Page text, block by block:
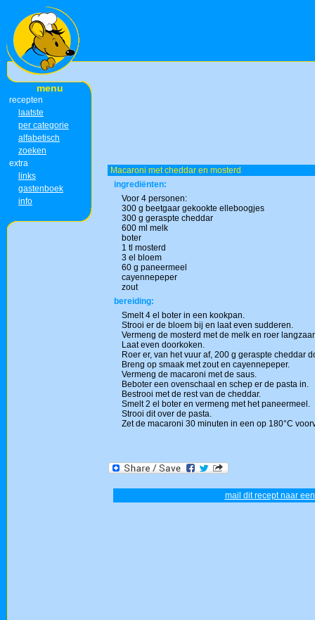
menu
recepten
laatste
per categorie
alfabetisch
zoeken
extra
links
gastenboek
info
Macaroni met cheddar en mosterd
ingrediënten:
Voor 4 personen:
300 g beetgaar gekookte elleboogjes
300 g geraspte cheddar
600 ml melk
boter
1 tl mosterd
3 el bloem
60 g paneermeel
cayennepeper
zout
bereiding:
Smelt 4 el boter in een kookpan.
Strooi er de bloem bij en laat even sudderen.
Vermeng de mosterd met de melk en roer
Laat even doorkoken.
Roer er, van het vuur af, 200 g geraspte cheddar
Breng op smaak met zout en cayennepeper.
Vermeng de macaroni met de saus.
Beboter een ovenschaal en schep er de pasta in.
Bestrooi met de rest van de cheddar.
Smelt 2 el boter en vermeng met het paneermeel.
Strooi dit over de pasta.
Zet de macaroni 30 minuten in een op 180°C
mail dit recept naar